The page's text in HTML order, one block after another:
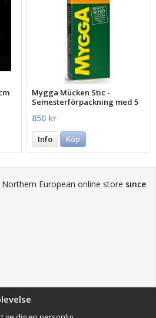
Mygga Mücken Stic -
Semesterförpackning med 5
850 kr
Info Köp
Northern European online store since